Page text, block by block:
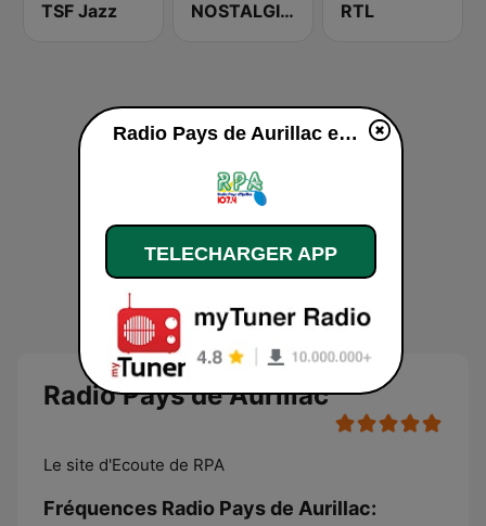
TSF Jazz NOSTALGIE 80 90 RTL
Radio Pays de Aurillac
Le site d'Ecoute de RPA
Fréquences Radio Pays de Aurillac:
Radio Pays de Aurillac en ligne
TELECHARGER APP